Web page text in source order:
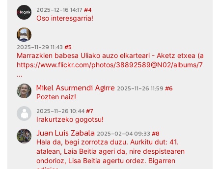
2025-12-16 14:17 #4
Oso interesgarria!
2025-11-29 11:43 #5
Marrazkien babesa Uliako auzo elkarteari - Aketz etxea
https://www.flickr.com/photos/38892589@N02/albums/
...
Mikel Asurmendi Agirre 2025-11-26 11:59 #6
Pozten naiz!
2025-11-26 10:44#7
Irakurtzeko gogotsu!
Juan Luis Zabala 2025-02-04 09:33 #8
Hala da, begi zorrotza duzu. Aurkitu dut: 41.
atalean, Laia Beitia ageri da, nire despistearen
ondorioz, Lisa Beitia agertu ordez. Bigarren